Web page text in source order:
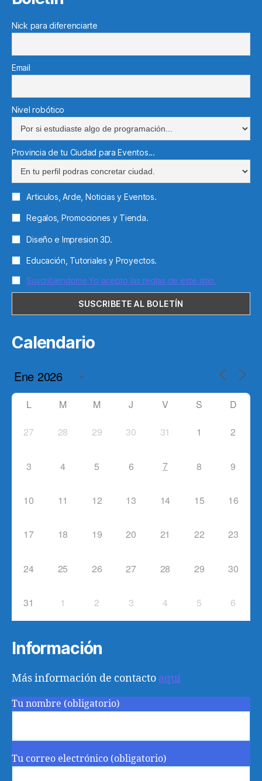
Nick para diferenciarte
Email
Nivel robótico
Provincia de tu Ciudad para Eventos...
Articulos, Arde, Noticias y Eventos.
Regalos, Promociones y Tienda.
Diseño e Impresion 3D.
Educación, Tutoriales y Proyectos.
Suscribiendome Yo acepto las reglas de este sitio.
Calendario
L M M J V S D
27 28 29 30 31 1 2
3 4 5 6 7 8 9
10 11 12 13 14 15 16
17 18 19 20 21 22 23
24 25 26 27 28 29 30
31 1 2 3 4 5 6
Información
Más información de contacto aquí
Tu nombre (obligatorio)
Tu correo electrónico (obligatorio)